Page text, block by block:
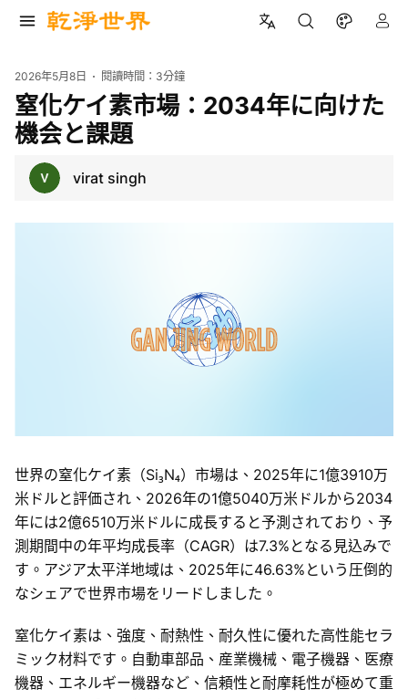
2026年5月8日 閱讀時間： 3分鐘
窒化ケイ素市場：2034年に向けた
機会と課題
virat singh
世界の窒化ケイ素（Si₃N₄）市場は、2025年に1億3910万
米ドルと評価され、2026年の1億5040万米ドルから2034
年には2億6510万米ドルに成長すると予測されており、予
測期間中の年平均成長率（CAGR）は7.3%となる見込みで
す。アジア太平洋地域は、2025年に46.63%という圧倒的
なシェアで世界市場をリードしました。
窒化ケイ素は、強度、耐熱性、耐久性に優れた高性能セラ
ミック材料です。自動車部品、産業機械、電子機器、医療
機器、エネルギー機器など、信頼性と耐摩耗性が極めて重